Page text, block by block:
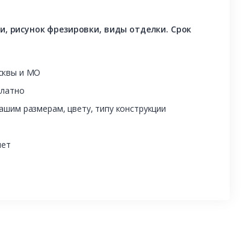
фрезировки, виды отделки. Срок
и МО
размерам, цвету, типу конструкции